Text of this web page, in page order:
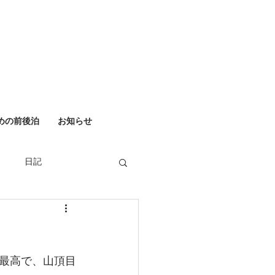
の前後泊 お知らせ
日記
高で、山頂目